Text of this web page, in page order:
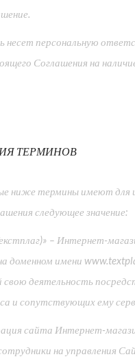
несет персональную
Соглашения на
ТЕРМИНОВ
ниже термины имеют для
следующее значение:
– Интернет-
доменном имени
деятельность
и сопутствующих ему
сайта Интернет-
на управления